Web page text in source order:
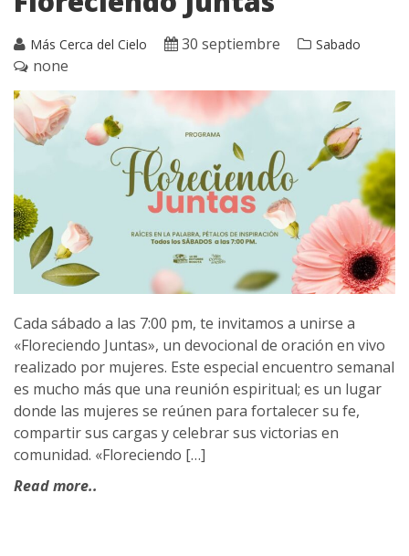
Más Cerca del Cielo 30 septiembre Sabado
none
Cada sábado a las 7:00 pm, te invitamos a unirse a
«Floreciendo Juntas», un devocional de oración en vivo
realizado por mujeres. Este especial encuentro semanal
es mucho más que una reunión espiritual; es un lugar
donde las mujeres se reúnen para fortalecer su fe,
compartir sus cargas y celebrar sus victorias en
comunidad. «Floreciendo […]
Read more..